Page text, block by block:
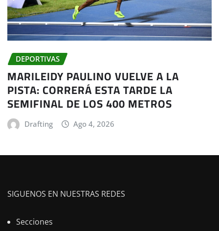
DEPORTIVAS
MARILEIDY PAULINO VUELVE A LA
PISTA: CORRERÁ ESTA TARDE LA
SEMIFINAL DE LOS 400 METROS
Drafting Ago 4, 2026
SIGUENOS EN NUESTRAS REDES
Secciones